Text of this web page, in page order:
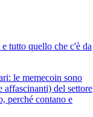
tutto quello che c'è da
le memecoin sono
del settore
perché contano e